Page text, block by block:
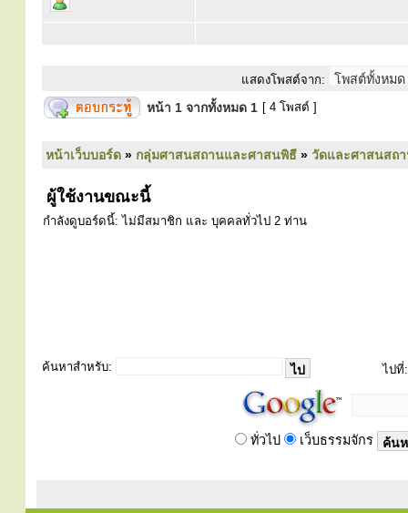
แสดงโพสต์จาก:
หน้า 1 จากทั้งหมด 1 [ 4 โพสต์ ]
หน้าเว็บบอร์ด » กลุ่มศาสนสถานและศาสนพิธี » วัดและศาสนสถ
ผู้ใช้งานขณะนี้
กำลังดูบอร์ดนี้: ไม่มีสมาชิก และ บุคคลทั่วไป 2 ท่าน
ค้นหาสำหรับ: ไปที่:
ทั่วไป เว็บธรรมจักร